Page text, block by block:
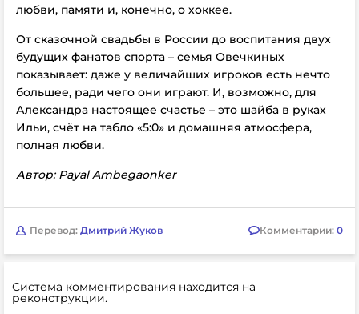
любви, памяти и, конечно, о хоккее.
От сказочной свадьбы в России до воспитания двух
будущих фанатов спорта – семья Овечкиных
показывает: даже у величайших игроков есть нечто
большее, ради чего они играют. И, возможно, для
Александра настоящее счастье – это шайба в руках
Ильи, счёт на табло «5:0» и домашняя атмосфера,
полная любви.
Автор: Payal Ambegaonker
Перевод: Дмитрий Жуков Комментарии: 0
Система комментирования находится на
реконструкции.